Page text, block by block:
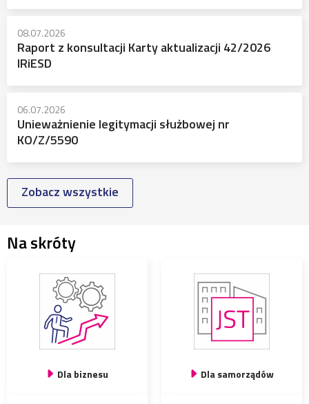
08.07.2026
Raport z konsultacji Karty aktualizacji 42/2026
IRiESD
06.07.2026
Unieważnienie legitymacji służbowej nr
KO/Z/5590
Zobacz wszystkie
Na skróty
Dla biznesu Dla samorządów